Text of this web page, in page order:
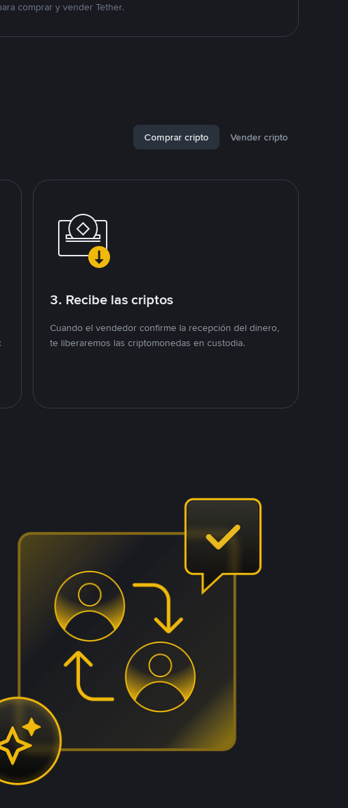
comprar y vender Tether.
Comprar cripto Vender cripto
3. Recibe las criptos
Cuando el vendedor confirme la recepción del dinero,
te liberaremos las criptomonedas en custodia.